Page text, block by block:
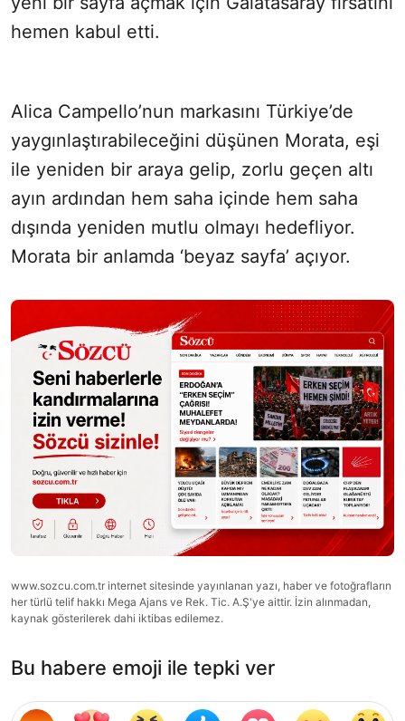
hemen kabul etti.
Alica Campello’nun markasını Türkiye’de
yaygınlaştırabileceğini düşünen Morata, eşi
ile yeniden bir araya gelip, zorlu geçen altı
ayın ardından hem saha içinde hem saha
dışında yeniden mutlu olmayı hedefliyor.
Morata bir anlamda ‘beyaz sayfa’ açıyor.
www.sozcu.com.tr internet sitesinde yayınlanan yazı, haber ve fotoğrafların
her türlü telif hakkı Mega Ajans ve Rek. Tic. A.Ş'ye aittir. İzin alınmadan,
kaynak gösterilerek dahi iktibas edilemez.
Bu habere emoji ile tepki ver